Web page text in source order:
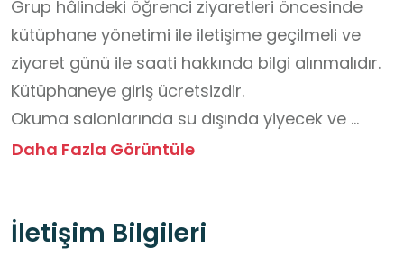
Grup hâlindeki öğrenci ziyaretleri öncesinde
kütüphane yönetimi ile iletişime geçilmeli ve
ziyaret günü ile saati hakkında bilgi alınmalıdır.
Kütüphaneye giriş ücretsizdir.
Okuma salonlarında su dışında yiyecek ve
içecek tüketilmemelidir.
Okuyucu salonlarında ve koridorlarda yüksek
Daha Fazla Görüntüle
İletişim Bilgileri